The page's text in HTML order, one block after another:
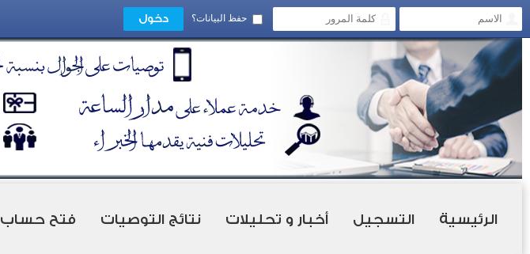
حفظ البيانات؟
الرئيسية التسجيل أخبار و تحليلات نتائج التوصيات فتح حساب